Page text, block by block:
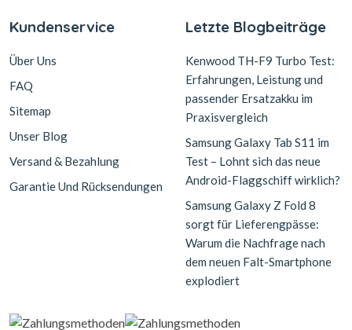
Kundenservice
Über Uns
FAQ
Sitemap
Unser Blog
Versand & Bezahlung
Garantie Und Rücksendungen
Letzte Blogbeiträge
Kenwood TH-F9 Turbo Test:
Erfahrungen, Leistung und
passender Ersatzakku im
Praxisvergleich
Samsung Galaxy Tab S11 im
Test – Lohnt sich das neue
Android-Flaggschiff wirklich?
Samsung Galaxy Z Fold 8
sorgt für Lieferengpässe:
Warum die Nachfrage nach
dem neuen Falt-Smartphone
explodiert